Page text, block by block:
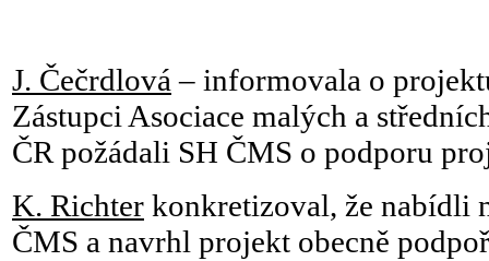
J. Čečrdlová – informovala o
Zástupci Asociace malých a
ČR požádali SH ČMS o podporu
K. Richter konkretizoval, že nabídli
ČMS a navrhl projekt obecně